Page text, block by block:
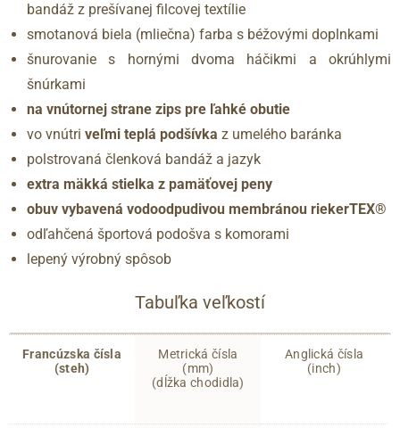
bandáž z prešívanej filcovej textílie
smotanová biela (mliečna) farba s béžovými doplnkami
šnurovanie s hornými dvoma háčikmi a okrúhlymi
šnúrkami
na vnútornej strane zips pre ľahké obutie
vo vnútri veľmi teplá podšívka z umelého baránka
polstrovaná členková bandáž a jazyk
extra mäkká stielka z pamäťovej peny
obuv vybavená vodoodpudivou membránou riekerTEX®
odľahčená športová podošva s komorami
lepený výrobný spôsob
Tabuľka veľkostí
Francúzska čísla
(steh)
Metrická čísla
(mm)
(dĺžka chodidla)
Anglická čísla
(inch)